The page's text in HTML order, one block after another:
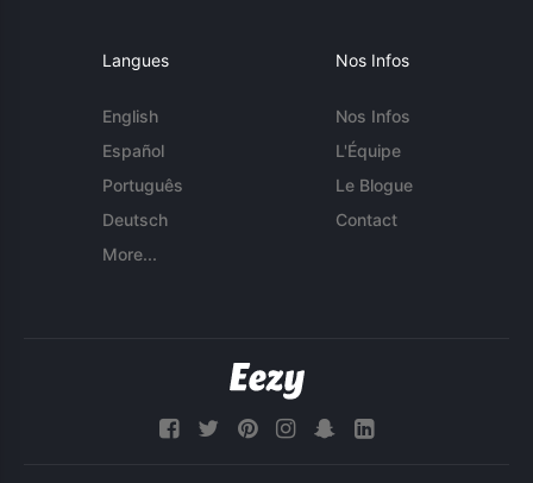
Langues
English
Español
Português
Deutsch
More...
Nos Infos
Nos Infos
L'Équipe
Le Blogue
Contact